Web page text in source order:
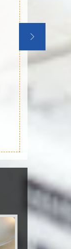
Des
habitations.